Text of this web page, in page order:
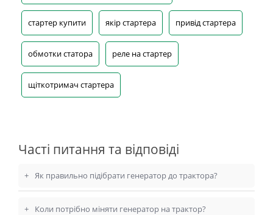
стартер купити якір стартера привід стартера
обмотки статора реле на стартер
щіткотримач стартера
Часті питання та відповіді
+ Як правильно підібрати генератор до трактора?
+ Коли потрібно міняти генератор на трактор?